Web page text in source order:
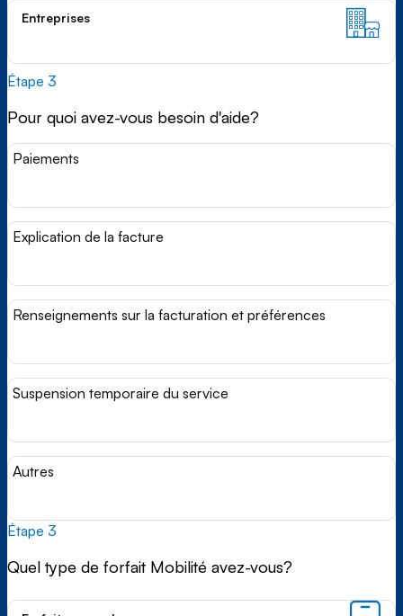
Entreprises
Étape 3
Pour quoi avez-vous besoin d'aide?
Paiements
Explication de la facture
Renseignements sur la facturation et préférences
Suspension temporaire du service
Autres
Étape 3
Quel type de forfait Mobilité avez-vous?